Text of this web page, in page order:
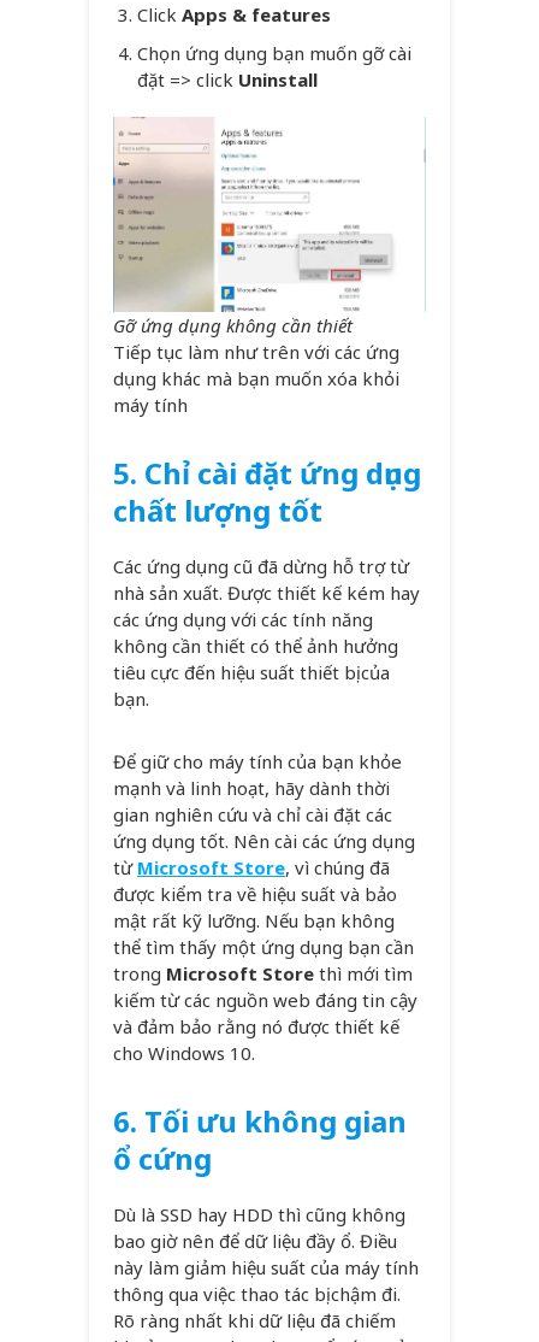
Click Apps & features
Chọn ứng dụng bạn muốn gỡ cài
đặt => click Uninstall
Gỡ ứng dụng không cần thiết
Tiếp tục làm như trên với các ứng
dụng khác mà bạn muốn xóa khỏi
máy tính
5. Chỉ cài đặt ứng dụng
chất lượng tốt
Các ứng dụng cũ đã dừng hỗ trợ từ
nhà sản xuất. Được thiết kế kém hay
các ứng dụng với các tính năng
không cần thiết có thể ảnh hưởng
tiêu cực đến hiệu suất thiết bị của
bạn.
Để giữ cho máy tính của bạn khỏe
mạnh và linh hoạt, hãy dành thời
gian nghiên cứu và chỉ cài đặt các
ứng dụng tốt. Nên cài các ứng dụng
từ Microsoft Store, vì chúng đã
được kiểm tra về hiệu suất và bảo
mật rất kỹ lưỡng. Nếu bạn không
thể tìm thấy một ứng dụng bạn cần
trong Microsoft Store thì mới tìm
kiếm từ các nguồn web đáng tin cậy
và đảm bảo rằng nó được thiết kế
cho Windows 10.
6. Tối ưu không gian
ổ cứng
Dù là SSD hay HDD thì cũng không
bao giờ nên để dữ liệu đầy ổ. Điều
này làm giảm hiệu suất của máy tính
thông qua việc thao tác bị chậm đi.
Rõ ràng nhất khi dữ liệu đã chiếm